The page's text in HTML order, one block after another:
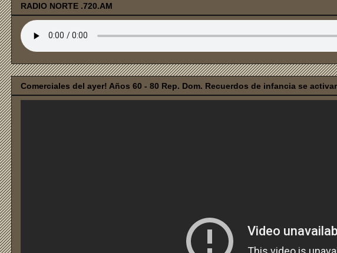
RADIO NORTE .720.AM
Comerciales del ayer! Años 60 - 80 Rep. Dom. Recuerdos de infancia se